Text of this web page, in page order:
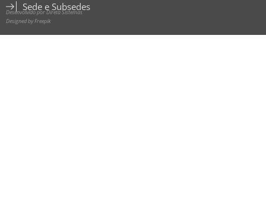
Sede e Subsedes
Desenvolvido por Direta Sistemas
Designed by Freepik